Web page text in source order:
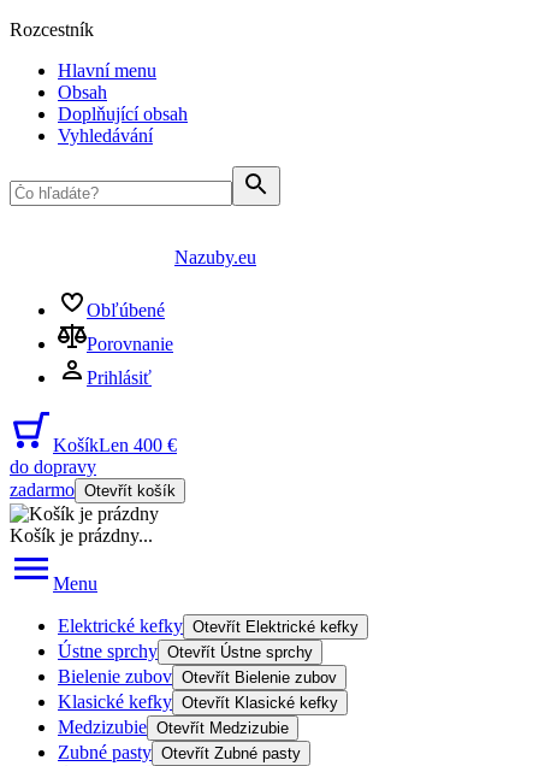
Rozcestník
Hlavní menu
Obsah
Doplňující obsah
Vyhledávání
Nazuby.eu
Obľúbené
Porovnanie
Prihlásiť
KošíkLen 400 €
do dopravy
zadarmo Otevřít košík
Košík je prázdny...
Menu
Elektrické kefky Otevřít Elektrické kefky
Ústne sprchy Otevřít Ústne sprchy
Bielenie zubov Otevřít Bielenie zubov
Klasické kefky Otevřít Klasické kefky
Medzizubie Otevřít Medzizubie
Zubné pasty Otevřít Zubné pasty